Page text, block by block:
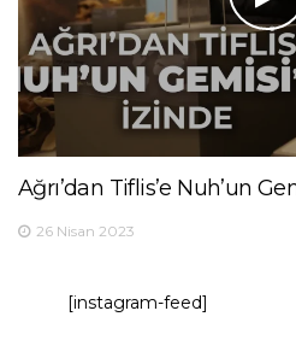
Ağrı’dan Tiflis’e Nuh’un
26 Nisan 2023
[instagram-feed]